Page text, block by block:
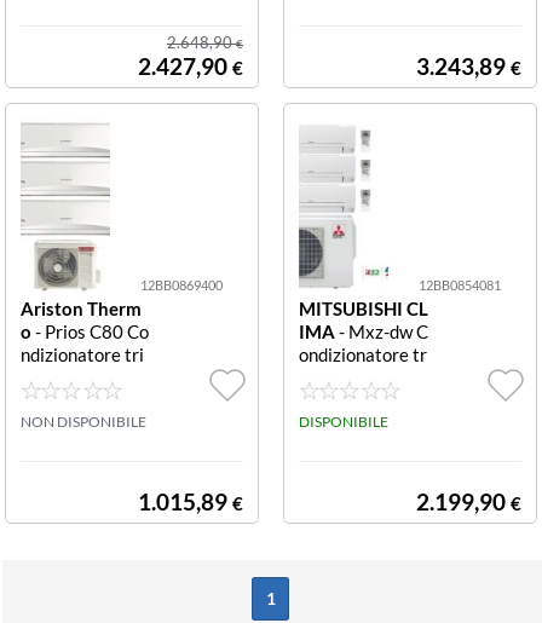
2.648,90€
2.427,90 € 3.243,89 €
12BB0869400
Ariston Therm
o - Prios C80 Co
ndizionatore tri
al split C80 Xd0
C O
NON DISPONIBILE
1.015,89 €
12BB0854081
MITSUBISHI CL
IMA - Mxz-dw C
ondizionatore tr
ial 9000+9000
+12000 BTU R
32 Mxz Dw
DISPONIBILE
2.199,90 €
1